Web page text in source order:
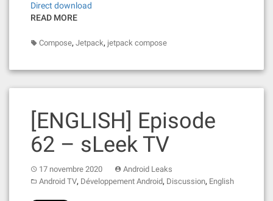
Direct download
READ MORE
Compose, Jetpack, jetpack compose
[ENGLISH] Episode
62 – sLeek TV
17 novembre 2020
Android Leaks
Android TV, Développement Android, Discussion, English